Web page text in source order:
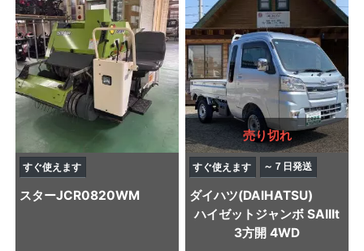
すぐ使えます
スターJCR0820WM
売り切れ
すぐ使えます ～７日発送
ダイハツ(DAIHATSU)
ハイゼットジャンボ SAIIIt
3方開 4WD